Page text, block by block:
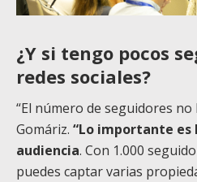
¿Y si tengo pocos
redes sociales?
“El número de seguidores
Gomáriz. “Lo importante es
audiencia. Con 1.000
puedes captar varias